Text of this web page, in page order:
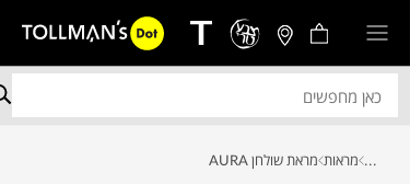
... מראות מראת שולחן AURA